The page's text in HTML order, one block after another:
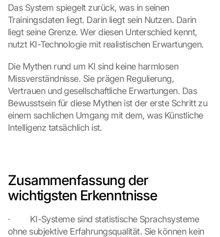
Das System spiegelt zurück, was in seinen
Trainingsdaten liegt. Darin liegt sein Nutzen. Darin
liegt seine Grenze. Wer diesen Unterschied kennt,
nutzt KI-Technologie mit realistischen Erwartungen.
Die Mythen rund um KI sind keine harmlosen
Missverständnisse. Sie prägen Regulierung,
Vertrauen und gesellschaftliche Erwartungen. Das
Bewusstsein für diese Mythen ist der erste Schritt zu
einem sachlichen Umgang mit dem, was Künstliche
Intelligenz tatsächlich ist.
Zusammenfassung der
wichtigsten Erkenntnisse
·         KI-Systeme sind statistische Sprachsysteme
ohne subjektive Erfahrungsqualität. Sie können kein
L
a
d
G
o
g
l
s
B
c
l